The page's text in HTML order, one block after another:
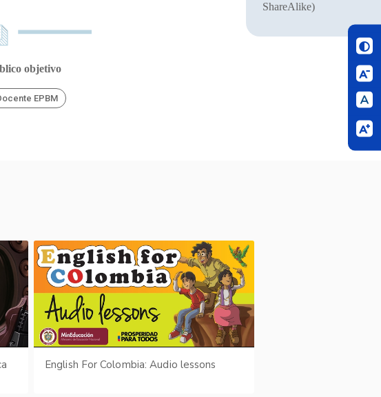
objetivo
EPBM
ShareAlike)
English For Colombia: Audio lessons